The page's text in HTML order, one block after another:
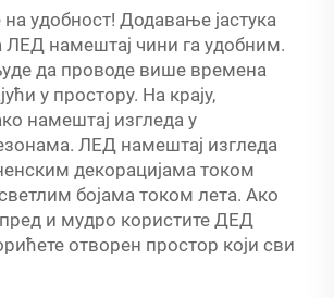
удобност! Додавање јастука
намештај чини га удобним.
да проводе више времена
у простору. На крају,
намештај изгледа у
ЛЕД намештај изгледа
декорацијама током
бојама током лета. Ако
и мудро користите ДЕД
отворен простор који сви